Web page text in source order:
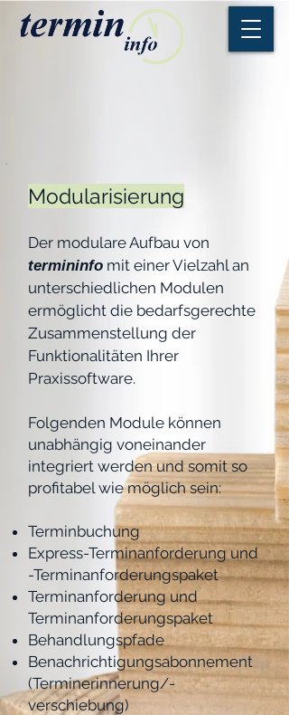
Modularisierung
Der modulare Aufbau von
termininfo mit einer Vielzahl an
unterschiedlichen Modulen
ermöglicht die bedarfsgerechte
Zusammenstellung der
Funktionalitäten Ihrer
Praxissoftware.
Folgenden Module können
unabhängig voneinander
integriert werden und somit so
profitabel wie möglich sein:
Terminbuchung
Express-Terminanforderung und
-Terminanforderungspaket
Terminanforderung und
Terminanforderungspaket
Behandlungspfade
Benachrichtigungsabonnement
(Terminerinnerung/-
verschiebung)